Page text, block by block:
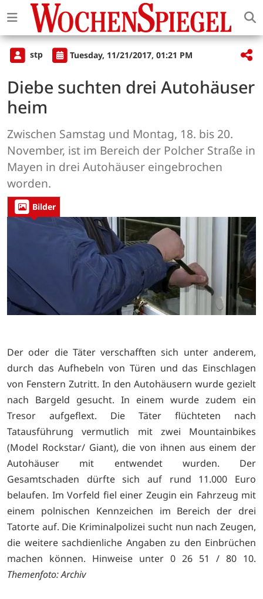
stp Tuesday, 11/21/2017, 01:21 PM
Diebe suchten drei Autohäuser
heim
Zwischen Samstag und Montag, 18. bis 20.
November, ist im Bereich der Polcher Straße in
Mayen in drei Autohäuser eingebrochen
worden.
Bilder
Der oder die Täter verschafften sich unter anderem,
durch das Aufhebeln von Türen und das Einschlagen
von Fenstern Zutritt. In den Autohäusern wurde gezielt
nach Bargeld gesucht. In einem wurde zudem ein
Tresor aufgeflext. Die Täter flüchteten nach
Tatausführung vermutlich mit zwei Mountainbikes
(Model Rockstar/ Giant), die von ihnen aus einem der
Autohäuser mit entwendet wurden. Der
Gesamtschaden dürfte sich auf rund 11.000 Euro
belaufen. Im Vorfeld fiel einer Zeugin ein Fahrzeug mit
einem polnischen Kennzeichen im Bereich der drei
Tatorte auf. Die Kriminalpolizei sucht nun nach Zeugen,
die weitere sachdienliche Angaben zu den Einbrüchen
machen können. Hinweise unter 0 26 51 / 80 10.
Themenfoto: Archiv